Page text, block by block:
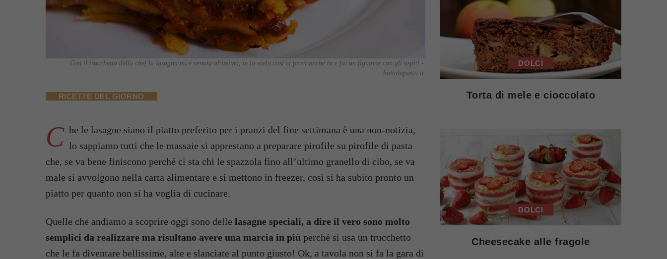
Con il trucchetto dello chef la lasagna mi è venuta altissima, te lo svelo così ci provi anche tu e fai un figurone con gli ospiti -
buttalapasta.it
RICETTE DEL GIORNO
C he le lasagne siano il piatto preferito per i pranzi del fine settimana è una non-notizia,
lo sappiamo tutti che le massaie si apprestano a preparare pirofile su pirofile di pasta
che, se va bene finiscono perché ci sta chi le spazzola fino all’ultimo granello di cibo, se va
male si avvolgono nella carta alimentare e si mettono in freezer, così si ha subito pronto un
piatto per quanto non si ha voglia di cucinare.
Quelle che andiamo a scoprire oggi sono delle lasagne speciali, a dire il vero sono molto
semplici da realizzare ma risultano avere una marcia in più perché si usa un trucchetto
che le fa diventare bellissime, alte e slanciate al punto giusto! Ok, a tavola non si fa la gara di
DOLCI
Torta di mele e cioccolato
DOLCI
Cheesecake alle fragole